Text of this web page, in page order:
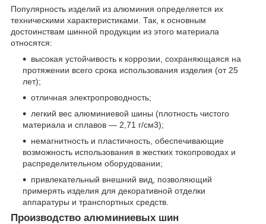
Популярность изделий из алюминия определяется их
техническими характеристиками. Так, к основным
достоинствам шинной продукции из этого материала
относятся:
высокая устойчивость к коррозии, сохраняющаяся на
протяжении всего срока использования изделия (от 25
лет);
отличная электропроводность;
легкий вес алюминиевой шины (плотность чистого
материала и сплавов — 2,71 г/см3);
немагнитность и пластичность, обеспечивающие
возможность использования в жестких токопроводах и
распределительном оборудовании;
привлекательный внешний вид, позволяющий
примерять изделия для декоративной отделки
аппаратуры и транспортных средств.
Производство алюминиевых шин